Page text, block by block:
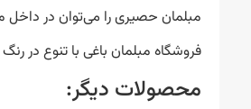
مبلمان حصیری را می‌توان در داخل
فروشگاه مبلمان باغی با تنوع در
محصولات دیگر: